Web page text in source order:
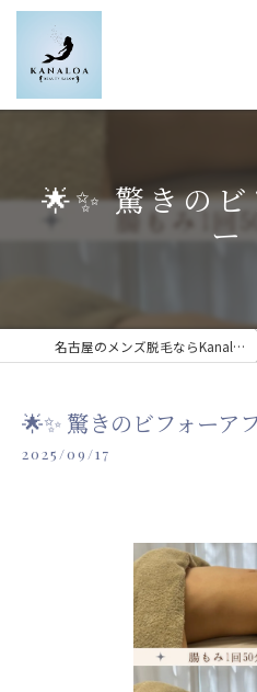
🌟✨ 驚きの
ー
名古屋のメンズ脱毛ならKanaloa beauty salon
🌟✨ 驚きのビフォーア
2025/09/17